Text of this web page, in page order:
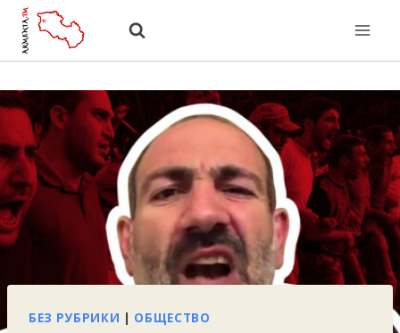
Перейти
БЕЗ РУБРИКИ ОБЩЕСТВО